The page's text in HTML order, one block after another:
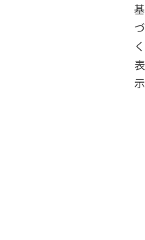
基
づ
く
表
示